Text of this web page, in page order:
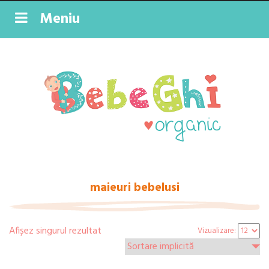
Meniu
maieuri bebelusi
Afișez singurul rezultat Vizualizare: